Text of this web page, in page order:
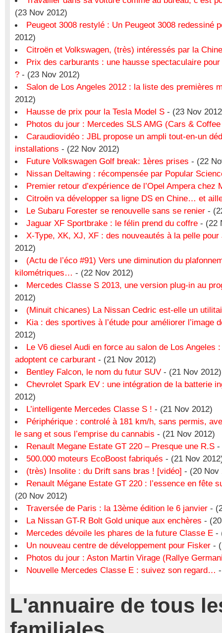
(23 Nov 2012)
Peugeot 3008 restylé : Un Peugeot 3008 redessiné
2012)
Citroën et Volkswagen, (très) intéressés par la
Prix des carburants : une hausse spectaculaire
? - (23 Nov 2012)
Salon de Los Angeles 2012 : la liste des premières
2012)
Hausse de prix pour la Tesla Model S - (23 Nov
Photos du jour : Mercedes SLS AMG (Cars &
Caraudiovidéo : JBL propose un ampli tout-en-un
installations - (22 Nov 2012)
Future Volkswagen Golf break: 1ères prises - (22
Nissan Deltawing : récompensée par Popular
Premier retour d’expérience de l’Opel Ampera chez
Citroën va développer sa ligne DS en Chine… et
Le Subaru Forester se renouvelle sans se renier -
Jaguar XF Sportbrake : le félin prend du coffre - (22
X-Type, XK, XJ, XF : des nouveautés à la pelle pour
2012)
(Actu de l’éco #91) Vers une diminution du
kilométriques… - (22 Nov 2012)
Mercedes Classe S 2013, une version plug-in au
2012)
(Minuit chicanes) La Nissan Cedric est-elle un
Kia : des sportives à l’étude pour améliorer l’image
2012)
Le V6 diesel Audi en force au salon de Los Angeles
adoptent ce carburant - (21 Nov 2012)
Bentley Falcon, le nom du futur SUV - (21 Nov 2012)
Chevrolet Spark EV : une intégration de la batterie
2012)
L’intelligente Mercedes Classe S ! - (21 Nov 2012)
Périphérique : controlé à 181 km/h, sans permis,
le sang et sous l’emprise du cannabis - (21 Nov 2012)
Renault Megane Estate GT 220 – Presque une R.S -
500.000 moteurs EcoBoost fabriqués - (21 Nov
(très) Insolite : du Drift sans bras ! [vidéo] - (20 Nov
Renault Mégane Estate GT 220 : l’essence en fête
(20 Nov 2012)
Traversée de Paris : la 13ème édition le 6 janvier -
La Nissan GT-R Bolt Gold unique aux enchères -
Mercedes dévoile les phares de la future Classe E -
Un nouveau centre de développement pour Fisker -
Photos du jour : Aston Martin Virage (Rallye
Nouvelle Mercedes Classe E : suivez son regard…
L'annuaire de tous